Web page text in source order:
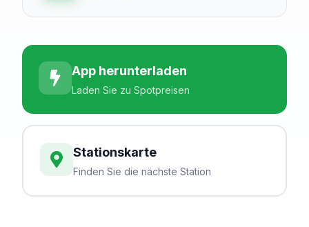
App herunterladen
Laden Sie zu Spotpreisen
Stationskarte
Finden Sie die nächste Station